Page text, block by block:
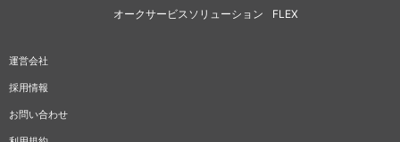
オークサービスソリューション
FLEX
運営会社
採用情報
お問い合わせ